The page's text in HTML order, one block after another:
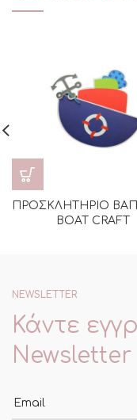
ΠΡΟΣΚΛΗΤΗΡΙΟ
BOAT CRAFT
NEWSLETTER
Κάντε